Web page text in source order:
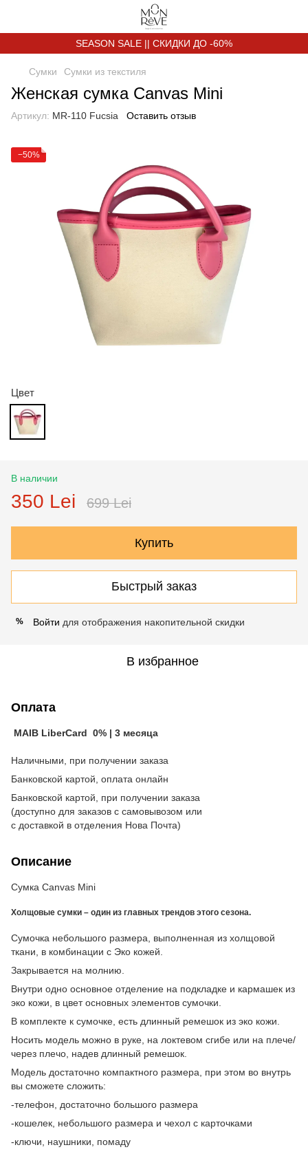
SEASON SALE || СКИДКИ ДО -60%
Сумки Сумки из текстиля
Женская сумка Canvas Mini
Артикул: MR-110 Fucsia Оставить отзыв
−50%
Цвет
В наличии
350 Lei 699 Lei
Купить
Быстрый заказ
% Войти для отображения накопительной скидки
В избранное
Оплата
MAIB LiberCard 0% | 3 месяца
Наличными, при получении заказа
Банковской картой, оплата онлайн
Банковской картой, при получении заказа
(доступно для заказов с самовывозом или
с доставкой в отделения Нова Почта)
Описание
Сумка Canvas Mini
Холщовые сумки – один из главных трендов этого сезона.
Сумочка небольшого размера, выполненная из холщовой
ткани, в комбинации с Эко кожей.
Закрывается на молнию.
Внутри одно основное отделение на подкладке и кармашек из
эко кожи, в цвет основных элементов сумочки.
В комплекте к сумочке, есть длинный ремешок из эко кожи.
Носить модель можно в руке, на локтевом сгибе или на плече/
через плечо, надев длинный ремешок.
Модель достаточно компактного размера, при этом во внутрь
вы сможете сложить:
-телефон, достаточно большого размера
-кошелек, небольшого размера и чехол с карточками
-ключи, наушники, помаду